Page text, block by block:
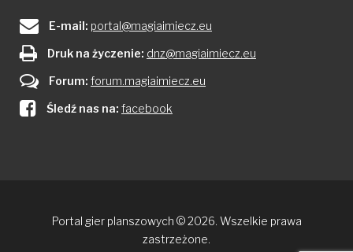
E-mail: portal@magiaimiecz.eu
Druk na życzenie: dnz@magiaimiecz.eu
Forum: forum.magiaimiecz.eu
Śledź nas na: facebook
Portal gier planszowych © 2026. Wszelkie prawa
zastrzeżone.